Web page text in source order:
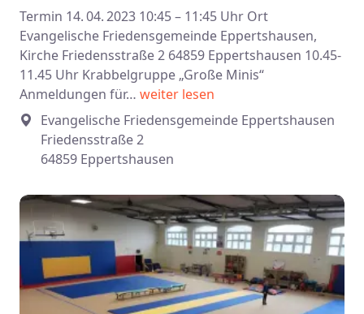
Termin 14. 04. 2023 10:45 – 11:45 Uhr Ort
Evangelische Friedensgemeinde Eppertshausen,
Kirche Friedensstraße 2 64859 Eppertshausen 10.45-
11.45 Uhr Krabbelgruppe „Große Minis“
Anmeldungen für… weiter lesen
Evangelische Friedensgemeinde Eppertshausen
Friedensstraße 2
64859 Eppertshausen